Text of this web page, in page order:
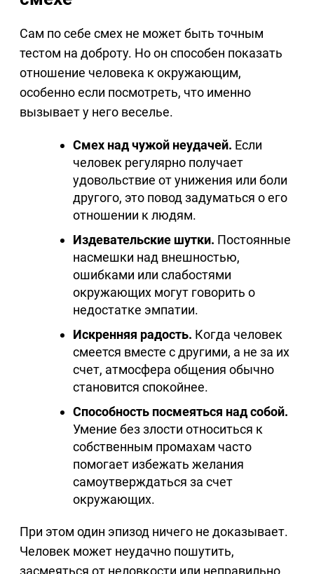
Сам по себе смех не может быть точным
тестом на доброту. Но он способен показать
отношение человека к окружающим,
особенно если посмотреть, что именно
вызывает у него веселье.
Смех над чужой неудачей. Если
человек регулярно получает
удовольствие от унижения или боли
другого, это повод задуматься о его
отношении к людям.
Издевательские шутки. Постоянные
насмешки над внешностью,
ошибками или слабостями
окружающих могут говорить о
недостатке эмпатии.
Искренняя радость. Когда человек
смеется вместе с другими, а не за их
счет, атмосфера общения обычно
становится спокойнее.
Способность посмеяться над собой.
Умение без злости относиться к
собственным промахам часто
помогает избежать желания
самоутверждаться за счет
окружающих.
При этом один эпизод ничего не доказывает.
Человек может неудачно пошутить,
засмеяться от неловкости или неправильно